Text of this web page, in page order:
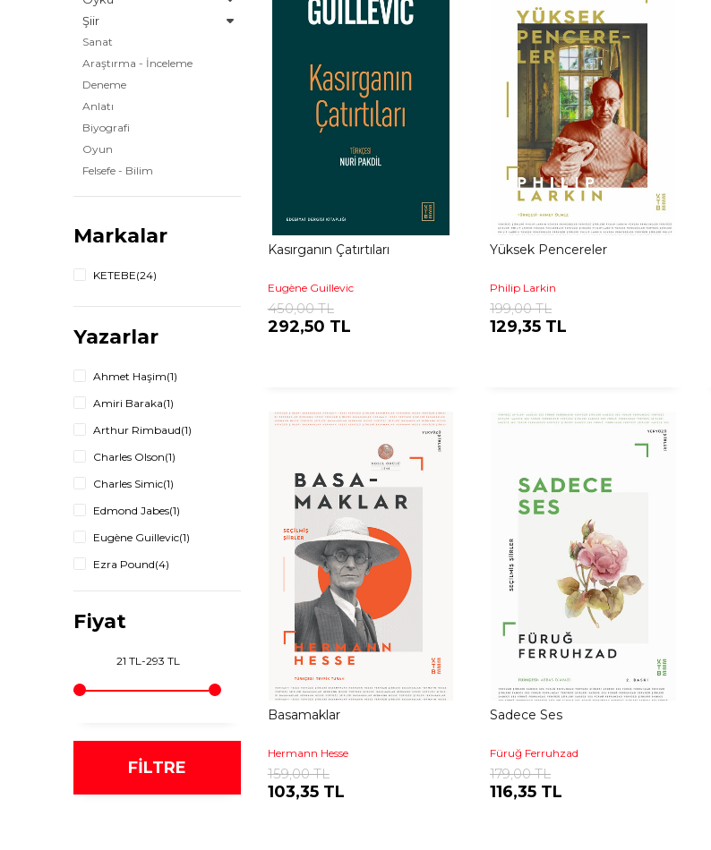
Şiir
Sanat
Araştırma - İnceleme
Deneme
Anlatı
Biyografi
Oyun
Felsefe - Bilim
Felsefe
Düşünce
Çağdaş İslam Düşüncesi
Anı - Seyahat - Hatırat
Markalar
KETEBE(24)
Yazarlar
Ahmet Haşim(1)
Amiri Baraka(1)
Arthur Rimbaud(1)
Charles Olson(1)
Charles Simic(1)
Edmond Jabes(1)
Eugène Guillevic(1)
Ezra Pound(4)
Federico Garcia Lorca(1)
Füruğ Ferruhzad
Fiyat
21 TL -293 TL
FILTRE
Kasırganın Çatırtıları
Eugène Guillevic
450,00 TL
292,50 TL
Yüksek Pencereler
Philip Larkin
199,00 TL
129,35 TL
Basamaklar
Hermann Hesse
159,00 TL
103,35 TL
Sadece Ses
Füruğ Ferruhzad
179,00 TL
116,35 TL